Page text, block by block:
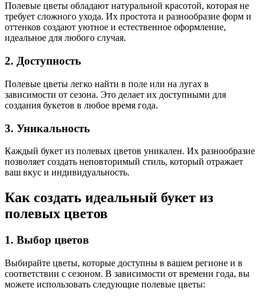
Полевые цветы обладают натуральной красотой, которая не
требует сложного ухода. Их простота и разнообразие форм и
оттенков создают уютное и естественное оформление,
идеальное для любого случая.
2. Доступность
Полевые цветы легко найти в поле или на лугах в
зависимости от сезона. Это делает их доступными для
создания букетов в любое время года.
3. Уникальность
Каждый букет из полевых цветов уникален. Их разнообразие
позволяет создать неповторимый стиль, который отражает
ваш вкус и индивидуальность.
Как создать идеальный букет из
полевых цветов
1. Выбор цветов
Выбирайте цветы, которые доступны в вашем регионе и в
соответствии с сезоном. В зависимости от времени года, вы
можете использовать следующие полевые цветы: